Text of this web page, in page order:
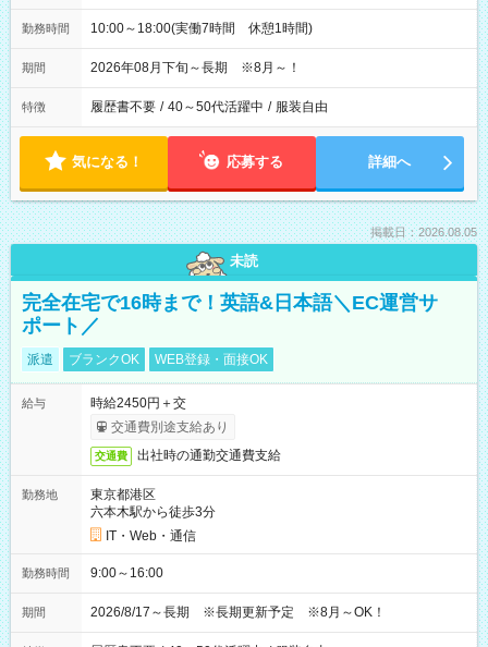
勤務時間 10:00～18:00(実働7時間 休憩1時間)
期間 2026年08月下旬～長期 ※8月～！
特徴 履歴書不要 / 40～50代活躍中 / 服装自由
気になる！ 応募する 詳細へ
掲載日：2026.08.05
未読
完全在宅で16時まで！英語&日本語＼EC運営サ
ポート／
派遣 ブランクOK WEB登録・面接OK
給与
時給2450円＋交
交通費別途支給あり
交通費 出社時の通勤交通費支給
勤務地
東京都港区
六本木駅から徒歩3分
IT・Web・通信
勤務時間 9:00～16:00
期間 2026/8/17～長期 ※長期更新予定 ※8月～OK！